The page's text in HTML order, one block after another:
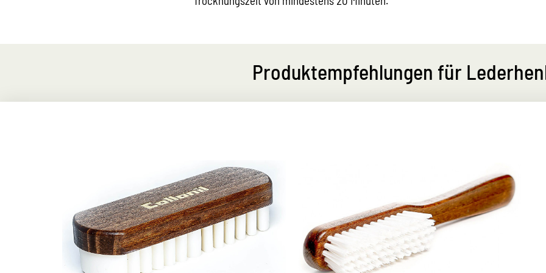
Produktempfehlungen für
Spezialbürste für Rauleder
Spezialbürste zum Reinigen und Aufrauen
von Rauleder
Lamellen aus Gummi richten die Fasern nach
Handliche Reinigungsbürste
zur Trocken- und Feuchtreinigung von
Textilien
zur schonenden Reinigung aller Lederarten